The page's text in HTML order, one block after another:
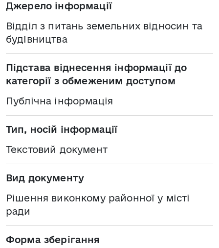
Джерело інформації
Відділ з питань земельних відносин та
будівництва
Підстава віднесення інформації до
категорії з обмеженим доступом
Публічна інформація
Тип, носій інформації
Текстовий документ
Вид документу
Рішення виконкому районної у місті
ради
Форма зберігання